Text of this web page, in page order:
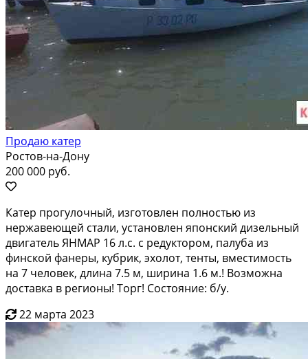
Продаю катер
Ростов-на-Дону
200 000 руб.
Катер прогулочный, изготовлен полностью из
нержавеющей стали, установлен японский дизельный
двигатель ЯНМАР 16 л.с. с редуктором, палуба из
финской фанеры, кубрик, эхолот, тенты, вместимость
на 7 человек, длина 7.5 м, ширина 1.6 м.! Возможна
доставка в регионы! Торг! Состояние: б/у.
22 марта 2023